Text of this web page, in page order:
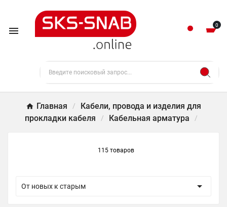
 0
Главная
Кабели, провода и изделия для
прокладки кабеля
Кабельная арматура
115 товаров
От новых к старым 